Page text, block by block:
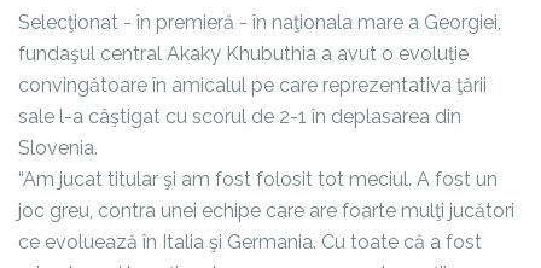
Selecţionat - în premieră - în naţionala mare a Georgiei,
fundaşul central Akaky Khubuthia a avut o evoluţie
convingătoare în amicalul pe care reprezentativa ţării
sale l-a câştigat cu scorul de 2-1 în deplasarea din
Slovenia.
“Am jucat titular şi am fost folosit tot meciul. A fost un
joc greu, contra unei echipe care are foarte mulţi jucători
ce evoluează în Italia şi Germania. Cu toate că a fost